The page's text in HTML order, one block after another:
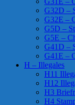
G32D –
G32E –
G5D –
G5E –
G41D –
G41E –
H – Illegales
H11
H12
H3
H4